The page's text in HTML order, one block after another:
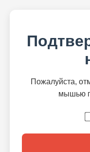
Пожалуйста,
мышью